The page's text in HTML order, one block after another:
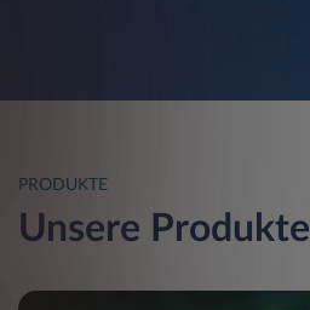
PRODUKTE
Unsere Produkte